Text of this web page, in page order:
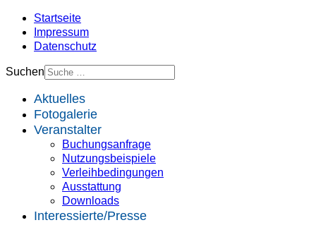
Startseite
Impressum
Datenschutz
Suchen
Aktuelles
Fotogalerie
Veranstalter
Buchungsanfrage
Nutzungsbeispiele
Verleihbedingungen
Ausstattung
Downloads
Interessierte/Presse